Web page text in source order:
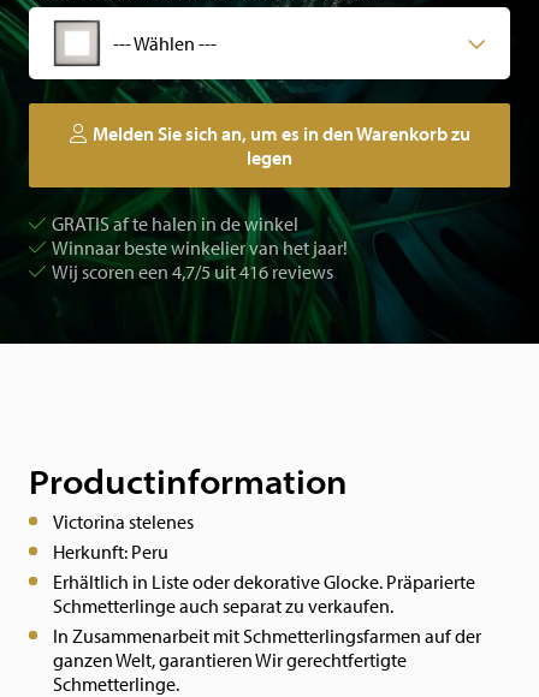
--- Wählen ---
Melden Sie sich an, um es in den Warenkorb zu
legen
GRATIS af te halen in de winkel
Winnaar beste winkelier van het jaar!
Wij scoren een 4,7/5 uit 416 reviews
Productinformation
Victorina stelenes
Herkunft: Peru
Erhältlich in Liste oder dekorative Glocke. Präparierte
Schmetterlinge auch separat zu verkaufen.
In Zusammenarbeit mit Schmetterlingsfarmen auf der
ganzen Welt, garantieren Wir gerechtfertigte
Schmetterlinge.